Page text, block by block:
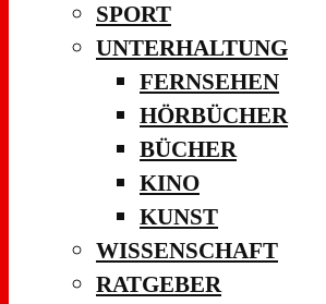
SPORT
UNTERHALTUNG
FERNSEHEN
HÖRBÜCHER
BÜCHER
KINO
KUNST
WISSENSCHAFT
RATGEBER